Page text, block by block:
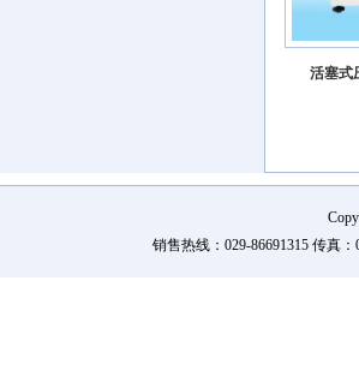
活塞式
销售热线：029-86691315 传真